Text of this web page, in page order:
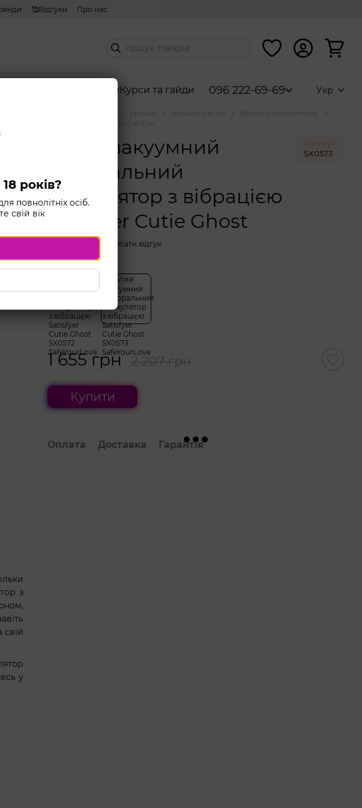
🥰Відгуки Про нас
Combo набориКурси та гайди 096 222-69-69 Укр
з
свій
у
Іграшки для неї
Вакуумні стимулятори
Вакуумні стимулятори Satisfyer
Білий вакуумний
кліторальний
стимулятор з вібрацією
Satisfyer Cutie Ghost
Артикул
SX0573
Написати відгук
Виберіть колір
1 655 грн 2 207 грн
Купити
Оплата Доставка Гарантія
років?
повнолітніх осіб.
свій вік